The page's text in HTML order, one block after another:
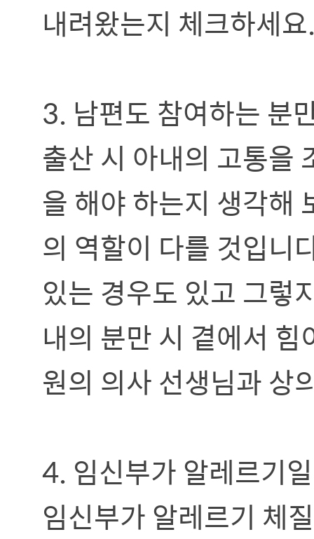
내려왔는지 체크하세
3. 남편도 참여하는 분
출산 시 아내의 고통을
을 해야 하는지 생각해
의 역할이 다를 것입니
있는 경우도 있고 그렇
내의 분만 시 곁에서
원의 의사 선생님과 상
4. 임신부가 알레르기
임신부가 알레르기 체